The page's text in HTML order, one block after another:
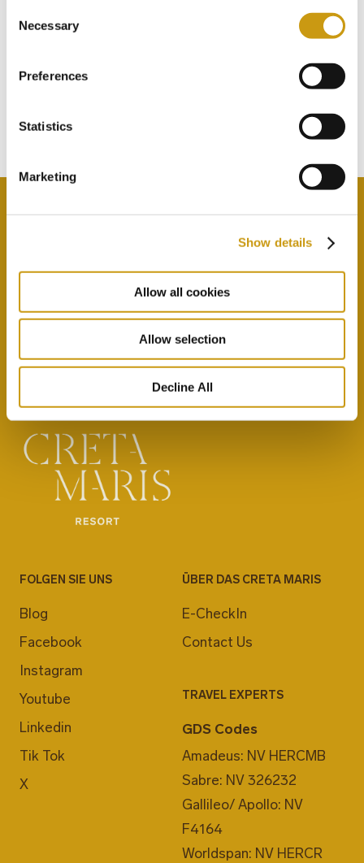
Selection
Necessary
Preferences
Statistics
Marketing
Show details
Allow all cookies
Allow selection
Decline All
STAY IN
NEWSLETTER
Geschäftsbedingungenhierzu
FOLGEN SIE UNS
Blog
Facebook
Instagram
Youtube
Linkedin
Tik Tok
X
ÜBER DAS CRETA MARIS
E-CheckIn
Contact Us
TRAVEL EXPERTS
GDS Codes
Amadeus: NV HERCMB
Sabre: NV 326232
Gallileo/ Apollo: NV
F4164
Worldspan: NV HERCR